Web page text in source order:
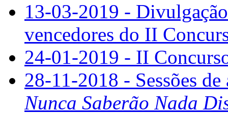
13-03-2019 -
vencedores do II
24-01-2019 - II
28-11-2018 - Sessões
Nunca Saberão Nada